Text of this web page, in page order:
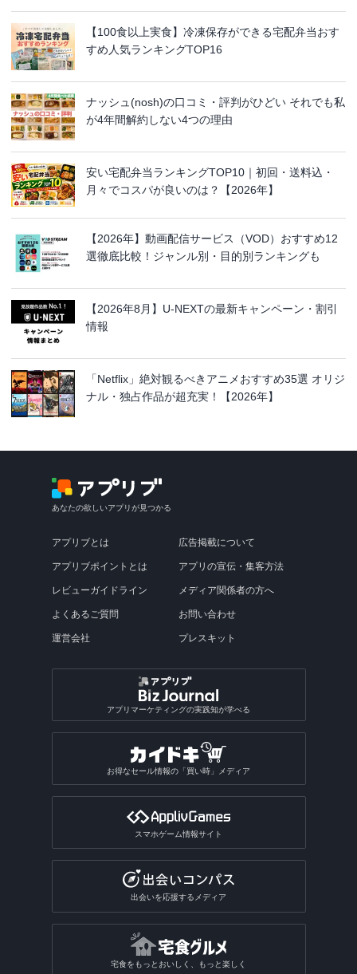
【100食以上実食】冷凍保存ができる宅配弁当おす
すめ人気ランキングTOP16
ナッシュ(nosh)の口コミ・評判がひどい それでも私
が4年間解約しない4つの理由
安い宅配弁当ランキングTOP10｜初回・送料込・
月々でコスパが良いのは？【2026年】
【2026年】動画配信サービス（VOD）おすすめ12
選徹底比較！ジャンル別・目的別ランキングも
【2026年8月】U-NEXTの最新キャンペーン・割引
情報
「Netflix」絶対観るべきアニメおすすめ35選 オリジ
ナル・独占作品が超充実！【2026年】
あなたの欲しいアプリが見つかる
アプリブとは
アプリブポイントとは
レビューガイドライン
よくあるご質問
運営会社
広告掲載について
アプリの宣伝・集客方法
メディア関係者の方へ
お問い合わせ
プレスキット
アプリマーケティングの実践知が学べる
お得なセール情報の「買い時」メディア
スマホゲーム情報サイト
出会いを応援するメディア
宅食をもっとおいしく、もっと楽しく